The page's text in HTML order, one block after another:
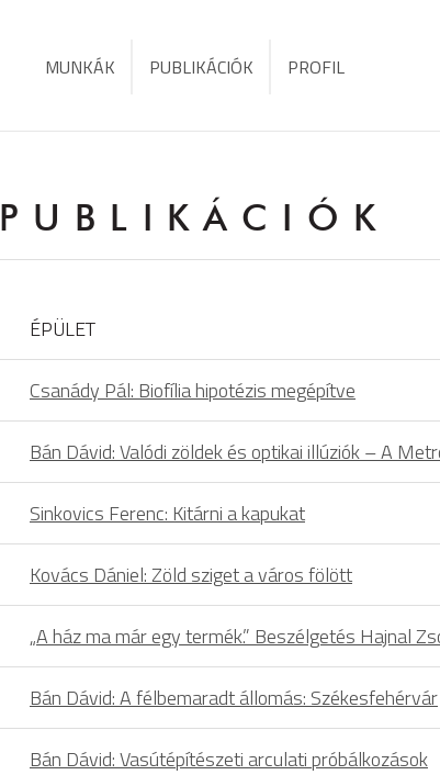
MUNKÁK PUBLIKÁCIÓK PROFIL
PUBLIKÁCIÓK
ÉPÜLET
Csanády Pál: Biofília hipotézis megépítve
Bán Dávid: Valódi zöldek és optikai illúziók – A
Sinkovics Ferenc: Kitárni a kapukat
Kovács Dániel: Zöld sziget a város fölött
„A ház ma már egy termék.” Beszélgetés Hajnal
Bán Dávid: A félbemaradt állomás: Székesfehérvár
Bán Dávid: Vasútépítészeti arculati próbálkozások